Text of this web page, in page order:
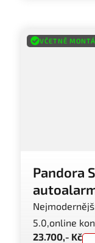
VČETNĚ
Pandora
5.0,online
23.700,- Kč